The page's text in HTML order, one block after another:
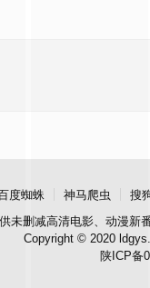
度蜘蛛 神马爬虫 搜
未删减高清电影、动漫新
Copyright © 2020
陕ICP备